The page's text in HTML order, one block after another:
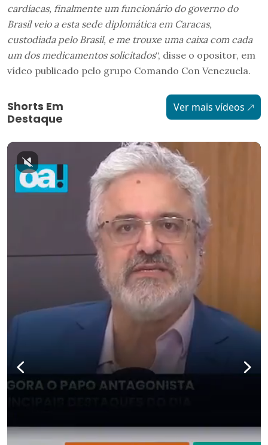
cardíacas, finalmente um funcionário do governo do
Brasil veio a esta sede diplomática em Caracas,
custodiada pelo Brasil, e me trouxe uma caixa com cada
um dos medicamentos solicitados“, disse o opositor, em
vídeo publicado pelo grupo Comando Con Venezuela.
Shorts Em
Destaque
Ver mais vídeos